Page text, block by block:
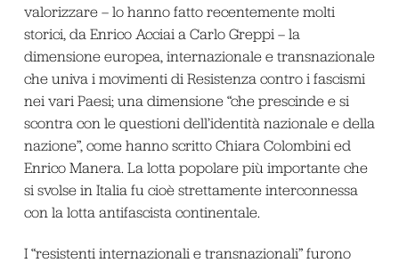
valorizzare – lo hanno fatto recentemente molti
storici, da Enrico Acciai a Carlo Greppi – la
dimensione europea, internazionale e transnazionale
che univa i movimenti di Resistenza contro i fascismi
nei vari Paesi; una dimensione “che prescinde e si
scontra con le questioni dell’identità nazionale e della
nazione”, come hanno scritto Chiara Colombini ed
Enrico Manera. La lotta popolare più importante che
si svolse in Italia fu cioè strettamente interconnessa
con la lotta antifascista continentale.
I “resistenti internazionali e transnazionali” furono